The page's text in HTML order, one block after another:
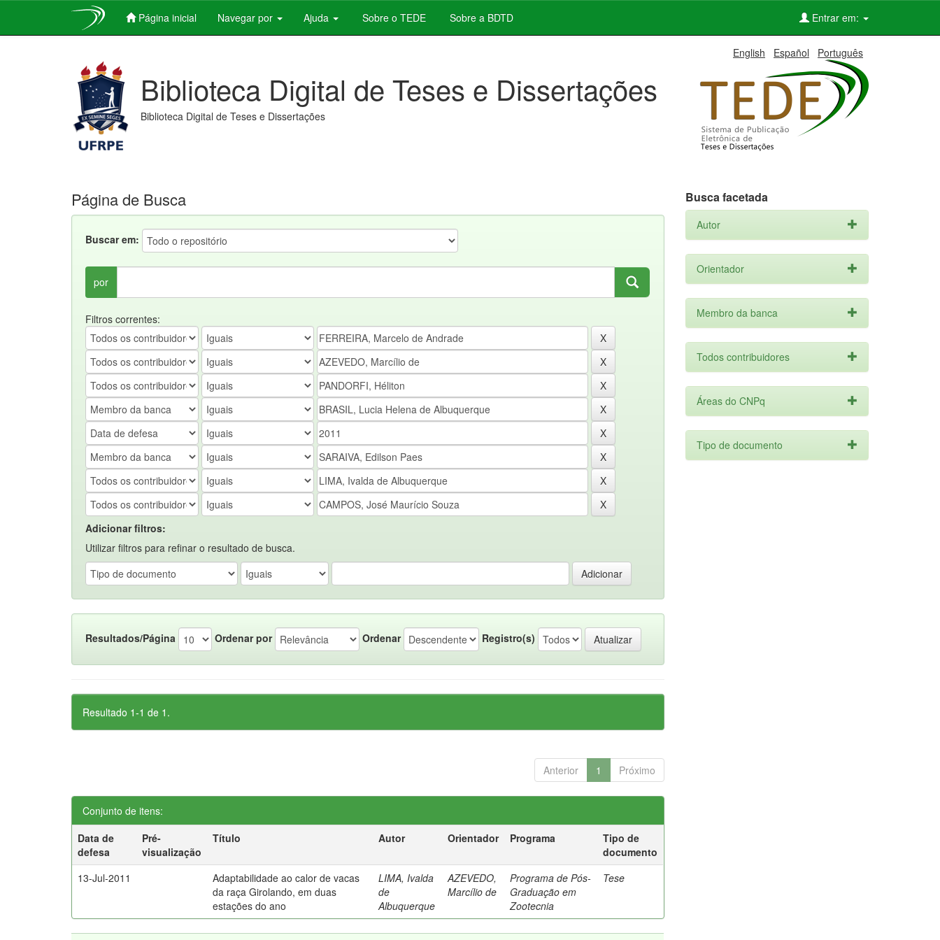
Página inicial Navegar por Ajuda Sobre o TEDE Sobre a BDTD Entrar em:
English Español Português
Biblioteca Digital de Teses e Dissertações
Biblioteca Digital de Teses e Dissertações
Página de Busca
Buscar em:
por
Filtros correntes:
Adicionar filtros:
Utilizar filtros para refinar o resultado de busca.
Resultados/Página Ordenar por Ordenar Registro(s)
Resultado 1-1 de 1.
Anterior 1 Próximo
Conjunto de itens:
Data de
defesa
Pré-
visualização
Título Autor Orientador Programa
Tipo de
documento
13-Jul-2011
Adaptabilidade ao calor de vacas
da raça Girolando, em duas
estações do ano
LIMA, Ivalda
de
Albuquerque
AZEVEDO,
Marcílio de
Programa de Pós-
Graduação em
Zootecnia
Tese
Busca facetada
Autor
Orientador
Membro da banca
Todos contribuidores
Áreas do CNPq
Tipo de documento